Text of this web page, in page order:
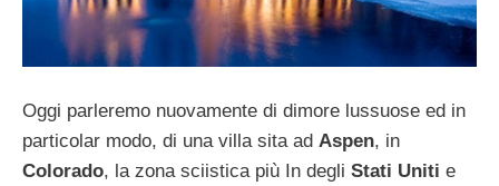
Oggi parleremo nuovamente di dimore lussuose ed in
particolar modo, di una villa sita ad Aspen, in
Colorado, la zona sciistica più In degli Stati Uniti e